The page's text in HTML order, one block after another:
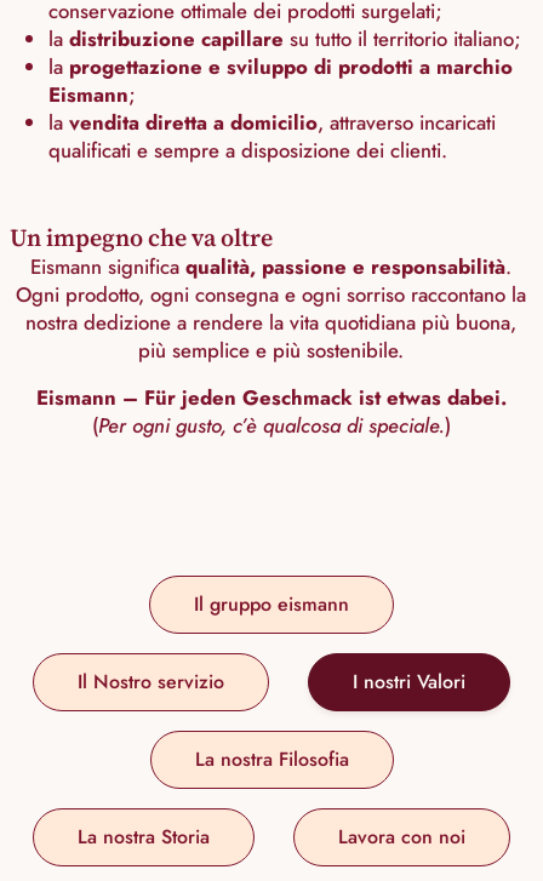
conservazione ottimale dei prodotti surgelati;
la distribuzione capillare su tutto il territorio italiano;
la progettazione e sviluppo di prodotti a marchio
Eismann;
la vendita diretta a domicilio, attraverso incaricati
qualificati e sempre a disposizione dei clienti.
Un impegno che va oltre
Eismann significaqualità, passione e responsabilità.
Ogni prodotto, ogni consegna e ogni sorriso raccontano la
nostra dedizione a rendere la vita quotidiana più buona,
più semplice e più sostenibile.
Eismann – Für jeden Geschmack ist etwas dabei.
(Per ogni gusto, c’è qualcosa di speciale.)
Il gruppo eismann
Il Nostro servizio I nostri Valori
La nostra Filosofia
La nostra Storia Lavora con noi